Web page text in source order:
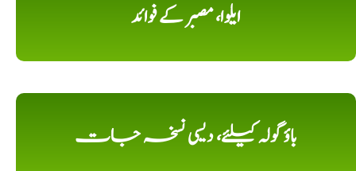
ایلوا، مصبر کے فوائد
باؤ گولہ کیلئے، دیسی نسخہ جات